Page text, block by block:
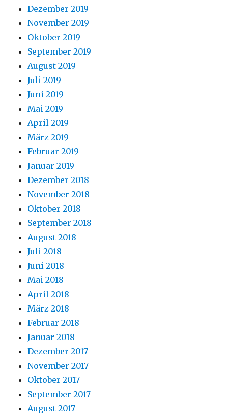
Dezember 2019
November 2019
Oktober 2019
September 2019
August 2019
Juli 2019
Juni 2019
Mai 2019
April 2019
März 2019
Februar 2019
Januar 2019
Dezember 2018
November 2018
Oktober 2018
September 2018
August 2018
Juli 2018
Juni 2018
Mai 2018
April 2018
März 2018
Februar 2018
Januar 2018
Dezember 2017
November 2017
Oktober 2017
September 2017
August 2017